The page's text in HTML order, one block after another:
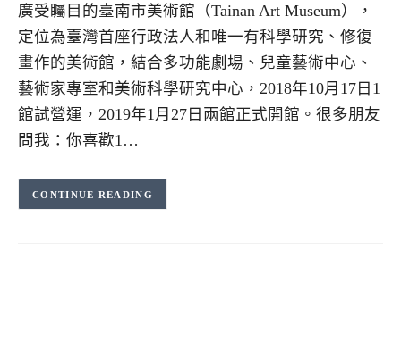
廣受矚目的臺南市美術館（Tainan Art Museum），
定位為臺灣首座行政法人和唯一有科學研究、修復
畫作的美術館，結合多功能劇場、兒童藝術中心、
藝術家專室和美術科學研究中心，2018年10月17日1
館試營運，2019年1月27日兩館正式開館。很多朋友
問我：你喜歡1…
CONTINUE READING